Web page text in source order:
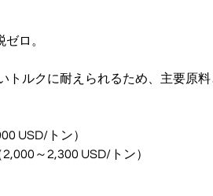
ロ。
ルクに耐えられるため、主要原料
USD/トン）
～2,300 USD/トン）